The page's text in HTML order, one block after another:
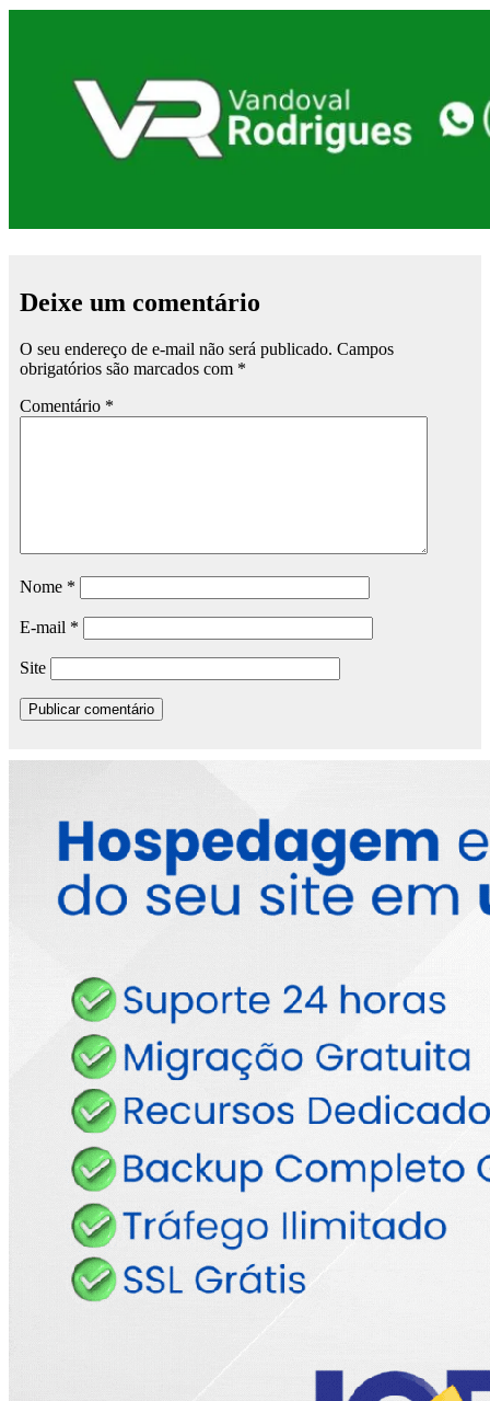
Deixe um comentário
O seu endereço de e-mail não será publicado. Campos
obrigatórios são marcados com *
Comentário *
Nome *
E-mail *
Site